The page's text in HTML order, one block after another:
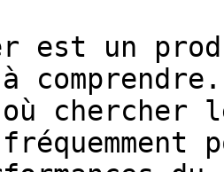
est un
chercher